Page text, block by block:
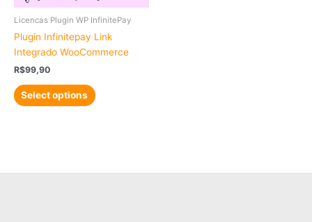
Licencas Plugin WP InfinitePay
Plugin Infinitepay Link
Integrado WooCommerce
R$99,90
Select options